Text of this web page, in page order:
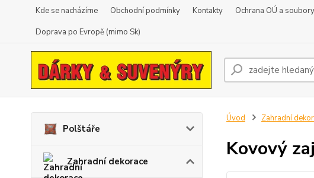
Kde se nacházíme Obchodní podmínky Kontakty Ochrana OÚ a
Doprava po Evropě (mimo Sk)
Polštáře
Zahradní dekorace
Úvod Zahradní
Kovový